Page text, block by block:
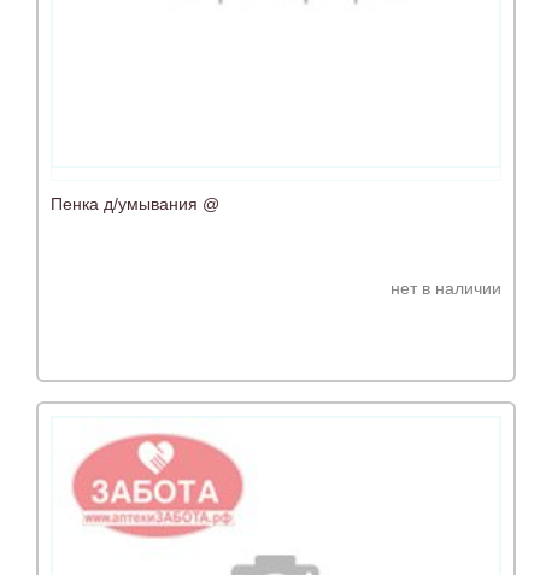
Пенка д/умывания @
нет в наличии